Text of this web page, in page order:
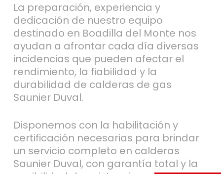
La preparación, experiencia y
dedicación de nuestro equipo
destinado en Boadilla del Monte nos
ayudan a afrontar cada día diversas
incidencias que pueden afectar el
rendimiento, la fiabilidad y la
durabilidad de calderas de gas
Saunier Duval.
Disponemos con la habilitación y
certificación necesarias para brindar
un servicio completo en calderas
Saunier Duval, con garantía total y la